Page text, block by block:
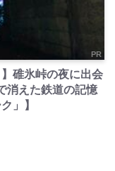
PR
碓氷峠の夜に出会
消えた鉄道の記憶
」】